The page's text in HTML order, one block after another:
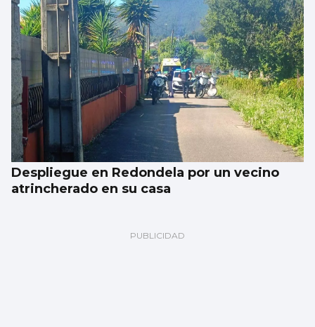
Despliegue en Redondela por un vecino
atrincherado en su casa